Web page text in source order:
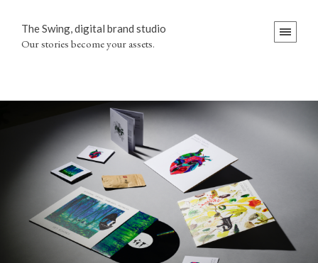
The Swing, digital brand studio
Our stories become your assets.